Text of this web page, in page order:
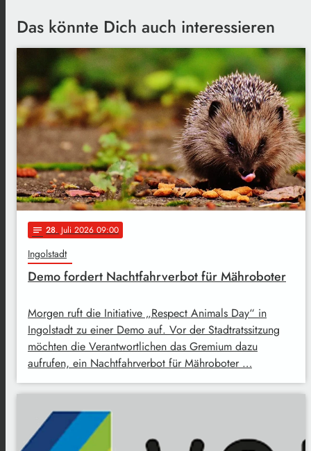
Das könnte Dich auch interessieren
notes 28. Juli 2026 09:00
Ingolstadt
Demo fordert Nachtfahrverbot für Mähroboter
Morgen ruft die Initiative „Respect Animals Day“ in
Ingolstadt zu einer Demo auf. Vor der Stadtratssitzung
möchten die Verantwortlichen das Gremium dazu
aufrufen, ein Nachtfahrverbot für Mähroboter …